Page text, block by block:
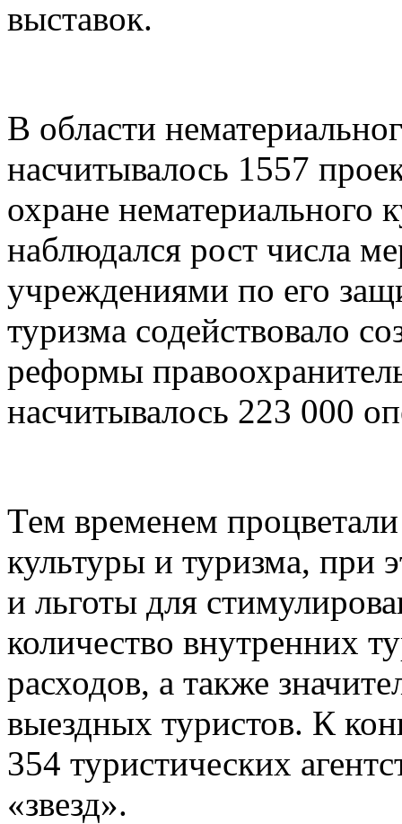
выставок.
В области
насчитывалось 1557
охране нематериального
наблюдался рост числа
учреждениями по его
туризма содействовало
реформы
насчитывалось 223 000
Тем временем
культуры и туризма, при
и льготы для
количество внутренних
расходов, а также
выездных туристов. К
354 туристических
«звезд».